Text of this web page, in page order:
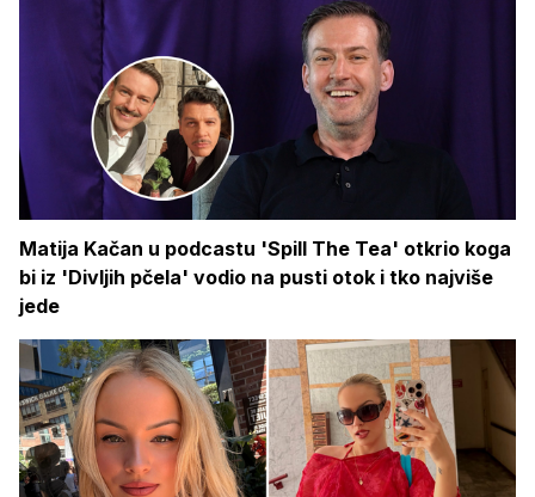
Matija Kačan u podcastu 'Spill The Tea' otkrio koga
bi iz 'Divljih pčela' vodio na pusti otok i tko najviše
jede